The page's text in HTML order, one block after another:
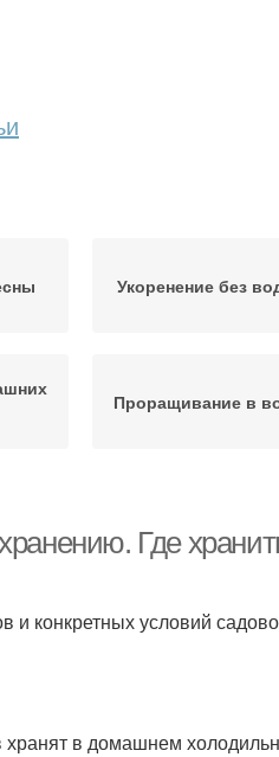
Укоренение без
Проращивание в
Где
и конкретных условий
в домашнем